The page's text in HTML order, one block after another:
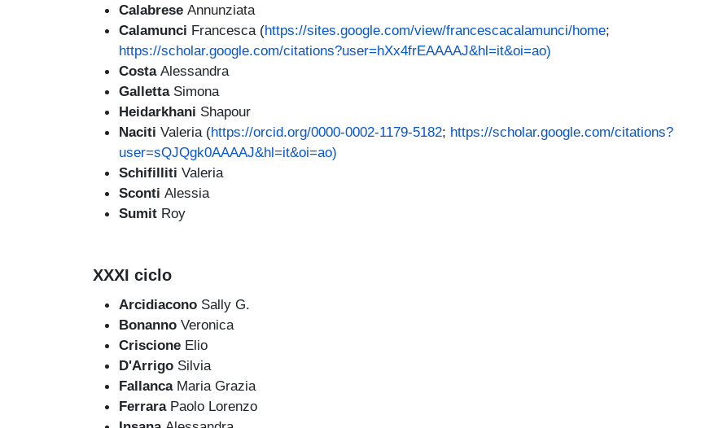
Calabrese Annunziata
Calamunci Francesca (https://sites.google.com/view/francescacalamunci/home;
https://scholar.google.com/citations?user=hXx4frEAAAAJ&hl=it&oi=ao)
Costa Alessandra
Galletta Simona
Heidarkhani Shapour
Naciti Valeria (https://orcid.org/0000-0002-1179-5182; https://scholar.google.com/citations?
user=sQJQgk0AAAAJ&hl=it&oi=ao)
Schifilliti Valeria
Sconti Alessia
Sumit Roy
XXXI ciclo
Arcidiacono Sally G.
Bonanno Veronica
Criscione Elio
D'Arrigo Silvia
Fallanca Maria Grazia
Ferrara Paolo Lorenzo